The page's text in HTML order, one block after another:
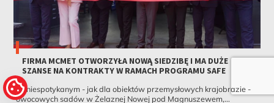
FIRMA MCMET OTWORZYŁA NOWĄ SIEDZIBĘ I MA DUŻE
SZANSE NA KONTRAKTY W RAMACH PROGRAMU SAFE
W niespotykanym - jak dla obiektów przemysłowych krajobrazie -
owocowych sadów w Żelaznej Nowej pod Magnuszewem,...